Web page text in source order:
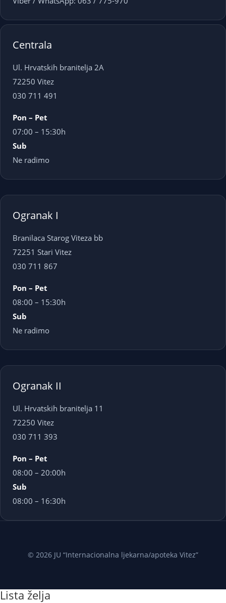
Centrala
Ul. Hrvatskih branitelja 2A
72250 Vitez
030 711 491
Pon – Pet
07:00 – 15:30h
Sub
Ne radimo
Ogranak I
Branilaca Starog Viteza bb
72251 Stari Vitez
030 711 867
Pon – Pet
08:00 – 15:30h
Sub
Ne radimo
Ogranak II
Ul. Hrvatskih branitelja 11
72250 Vitez
030 711 393
Pon – Pet
08:00 – 20:00h
Sub
08:00 – 16:30h
© 2026 JU “Internacionalna ljekarna/apoteka Vitez”
Lista želja